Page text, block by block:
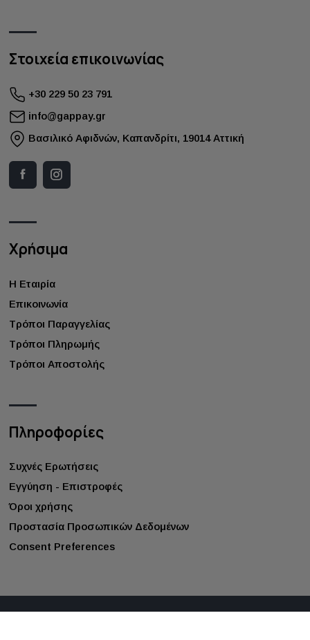
Στοιχεία επικοινωνίας
+30 229 50 23 791
info@gappay.gr
Bασιλικό Αφιδνών, Καπανδρίτι, 19014 Αττική
Χρήσιμα
Η Εταιρία
Επικοινωνία
Τρόποι Παραγγελίας
Τρόποι Πληρωμής
Τρόποι Αποστολής
Πληροφορίες
Συχνές Ερωτήσεις
Εγγύηση - Επιστροφές
Όροι χρήσης
Προστασία Προσωπικών Δεδομένων
Consent Preferences